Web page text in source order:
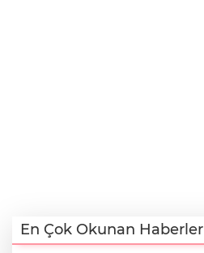
En Çok Okunan Haberler